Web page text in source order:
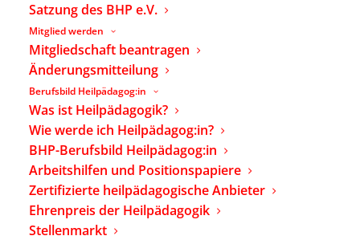
Satzung des BHP e.V.
Mitglied werden
Mitgliedschaft beantragen
Änderungsmitteilung
Berufsbild Heilpädagog:in
Was ist Heilpädagogik?
Wie werde ich Heilpädagog:in?
BHP-Berufsbild Heilpädagog:in
Arbeitshilfen und Positionspapiere
Zertifizierte heilpädagogische Anbieter
Ehrenpreis der Heilpädagogik
Stellenmarkt
26 F 2.2
ZURÜCK
ALLE WEITERBILDUNGEN